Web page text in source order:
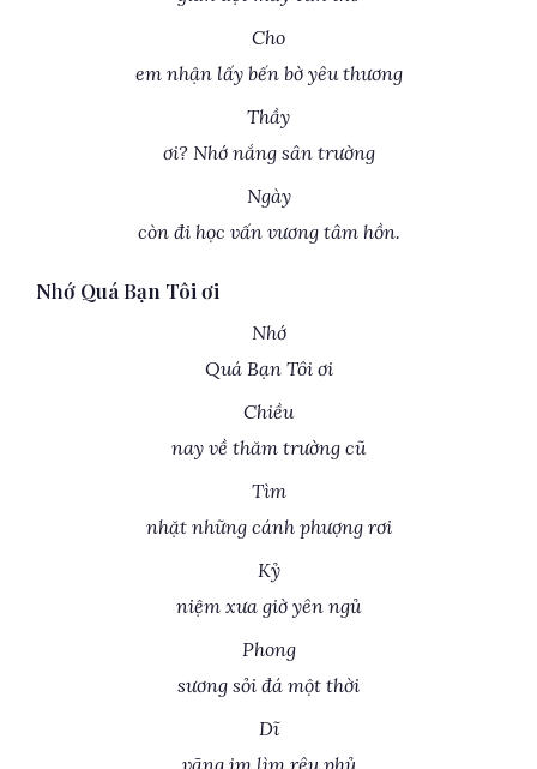
Cho
em nhận lấy bến bờ yêu thương
Thầy
ơi? Nhớ nắng sân trường
Ngày
còn đi học vấn vương tâm hồn.
Nhớ Quá Bạn Tôi ơi
Nhớ
Quá Bạn Tôi ơi
Chiều
nay về thăm trường cũ
Tìm
nhặt những cánh phượng rơi
Kỷ
niệm xưa giờ yên ngủ
Phong
sương sỏi đá một thời
Dĩ
vãng im lìm rêu phủ